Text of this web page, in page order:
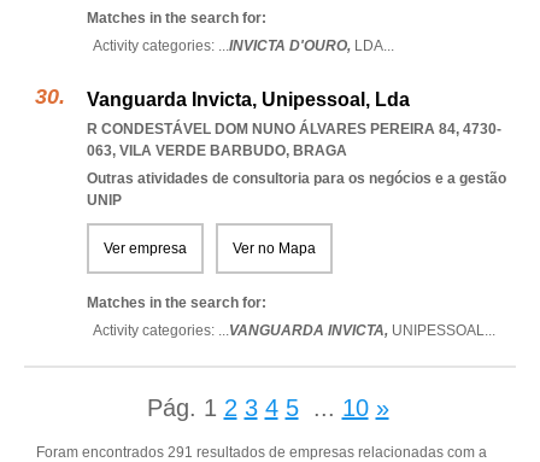
Matches in the search for:
Activity categories: ...INVICTA D'OURO, LDA...
Vanguarda Invicta, Unipessoal, Lda
R CONDESTÁVEL DOM NUNO ÁLVARES PEREIRA 84, 4730-
063, VILA VERDE BARBUDO, BRAGA
Outras atividades de consultoria para os negócios e a gestão
UNIP
Ver empresa Ver no Mapa
Matches in the search for:
Activity categories: ...VANGUARDA INVICTA, UNIPESSOAL...
Pág. 1 2 3 4 5 ... 10 »
Foram encontrados 291 resultados de empresas relacionadas com a